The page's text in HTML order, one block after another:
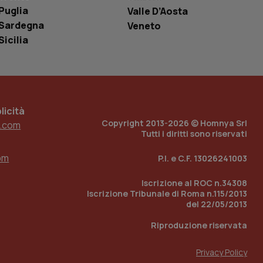
Valle D’Aosta
Veneto
Copyright 2013-2026 © Homnya Srl
Tutti i diritti sono riservati
P.I. e C.F. 13026241003
Iscrizione al ROC n.34308
Iscrizione Tribunale di Roma n.115/2013
del 22/05/2013
Riproduzione riservata
Privacy Policy
sito, ma un
di accesso per
Analytics
per mantenere
traccia
incorporati
del sito web sta
di
traccia